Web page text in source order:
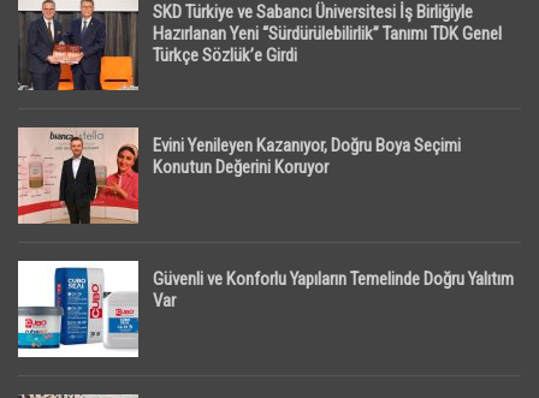
SKD Türkiye ve Sabancı Üniversitesi İş Birliğiyle
Hazırlanan Yeni “Sürdürülebilirlik” Tanımı TDK Genel
Türkçe Sözlük’e Girdi
Evini Yenileyen Kazanıyor, Doğru Boya Seçimi
Konutun Değerini Koruyor
Güvenli ve Konforlu Yapıların Temelinde Doğru Yalıtım
Var